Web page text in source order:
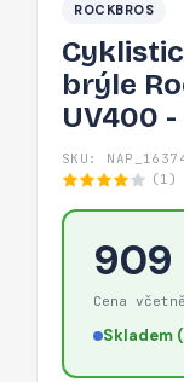
ROCKBROS
brýle
UV400
SKU:
(1)
909
Cena
Skladem